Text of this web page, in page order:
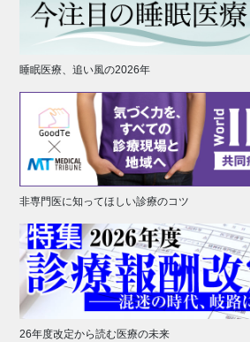
睡眠医療、追い風の2026年
非専門医に知ってほしい診療のコツ
26年度改定から読む医療の未来